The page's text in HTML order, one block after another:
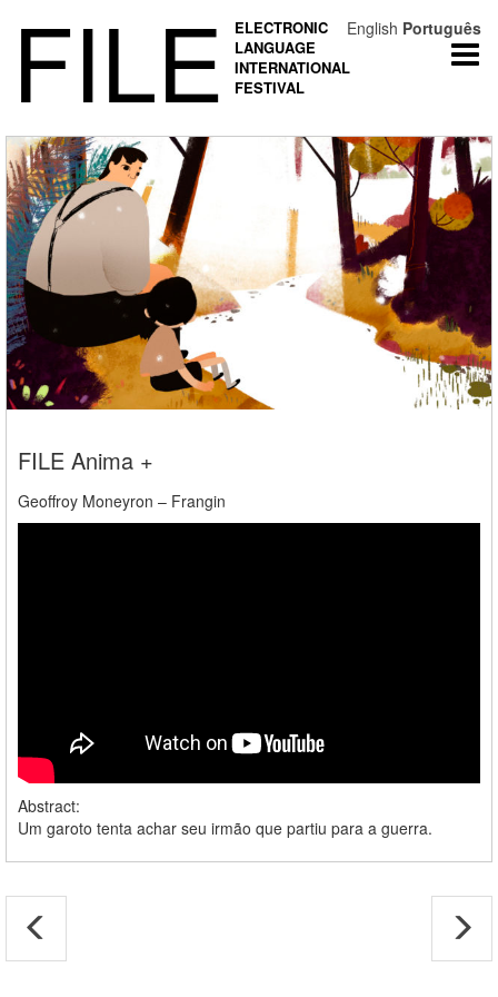
FILE
ELECTRONIC
LANGUAGE
INTERNATIONAL
FESTIVAL
FILE Anima +
Geoffroy Moneyron – Frangin
Abstract:
Um garoto tenta achar seu irmão que partiu para a guerra.
English Português